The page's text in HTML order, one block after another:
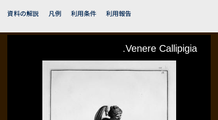
資料の解説
凡例 利用条件 利用報告